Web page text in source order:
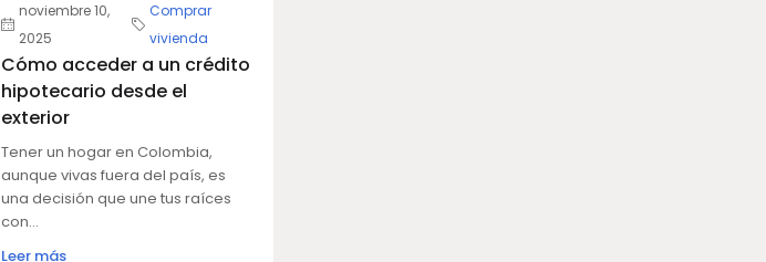
noviembre 10,
2025
Comprar
vivienda
Cómo acceder a un crédito
hipotecario desde el
exterior
Tener un hogar en Colombia,
aunque vivas fuera del país, es
una decisión que une tus raíces
con...
Leer más